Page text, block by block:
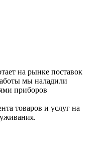
на рынке поставок
мы наладили
приборов
товаров и услуг на